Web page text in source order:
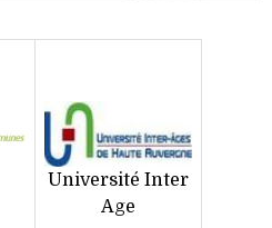
Université Inter
Age